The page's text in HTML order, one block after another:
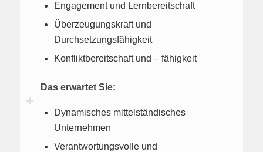
Engagement und Lernbereitschaft
Überzeugungskraft und
Durchsetzungsfähigkeit
Konfliktbereitschaft und – fähigkeit
Das erwartet Sie:
Dynamisches mittelständisches
Unternehmen
Verantwortungsvolle und